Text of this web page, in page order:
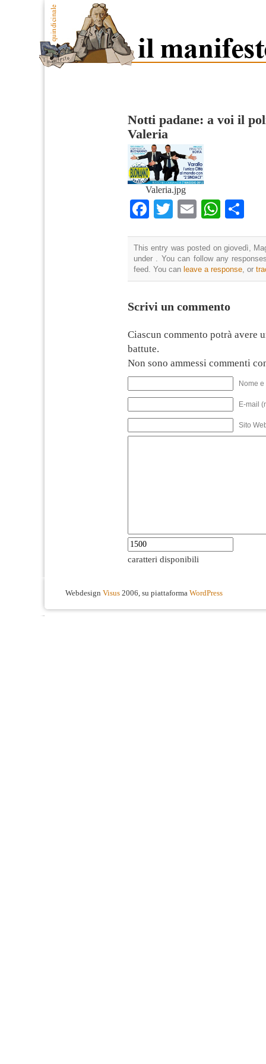
Notti padane: a voi il
Valeria
Valeria.jpg
Facebook
TwitterEmail
This entry was posted on giovedì,
under . You can follow any
feed. You can leave a response , or
Scrivi un commento
Ciascun commento potrà avere
battute.
Non sono ammessi commenti
Nome
E-mail
Sito
caratteri disponibili
Webdesign Visus 2006, su piattaforma WordPress